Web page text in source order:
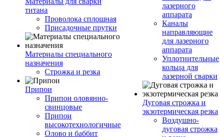
титана
Проволока сплошная
Присадочные прутки
Материалы специального
назначения
Строжка и резка
Припои
Припои оловянно-
свинцовые
Припои
высокотехнологичные
Олово и баббит
лазерного
аппарата
Каналы
направляющие
для лазерного
аппарата
Уплотнительные
кольца для
лазерной сварки
Дуговая строжка и
экзотермическая резка
Воздушно-
дуговая строжка